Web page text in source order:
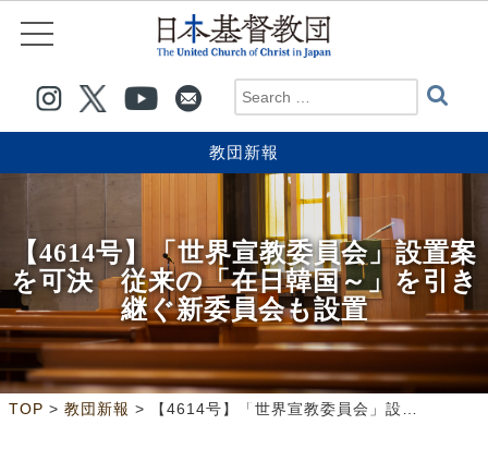
教団新報
【4614号】「世界宣教委員会」設置案
を可決 従来の「在日韓国～」を引き
継ぐ新委員会も設置
TOP > 教団新報 > 【4614号】「世界宣教委員会」設置案を可決 従来の「在日韓国～」を引き継ぐ新委員会も設置